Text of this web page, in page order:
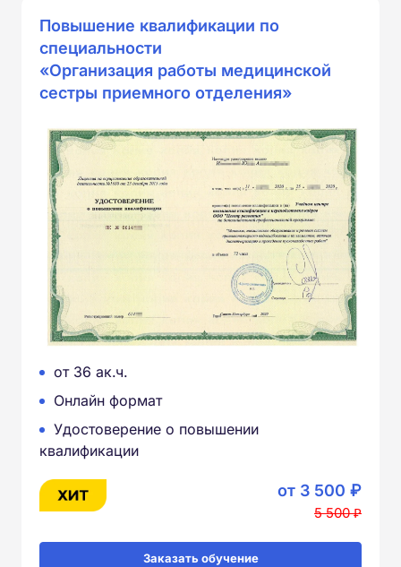
Повышение квалификации по
специальности
«Организация работы медицинской
сестры приемного отделения»
от 36 ак.ч.
Онлайн формат
Удостоверение о повышении
квалификации
от 3 500 ₽
5 500 ₽
Заказать обучение